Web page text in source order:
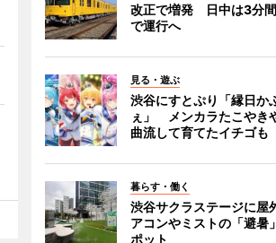
改正で増発 日中は3分
で運行へ
見る・遊ぶ
渋谷にすとぷり「縁日か
ぇ」 メンカラたこやき
曲流して育てたイチゴも
暮らす・働く
渋谷サクラステージに屋
アコンやミストの「避暑
ポット